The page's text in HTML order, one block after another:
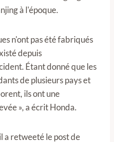
à l'époque.
n'ont pas été fabriqués
depuis
Étant donné que les
de plusieurs pays et
ils ont une
», a écrit Honda.
a retweeté le post de